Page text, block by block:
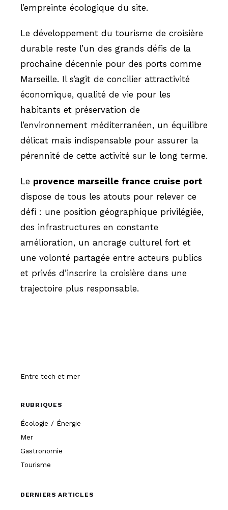
l’empreinte écologique du site.
Le développement du tourisme de croisière
durable reste l’un des grands défis de la
prochaine décennie pour des ports comme
Marseille. Il s’agit de concilier attractivité
économique, qualité de vie pour les
habitants et préservation de
l’environnement méditerranéen, un équilibre
délicat mais indispensable pour assurer la
pérennité de cette activité sur le long terme.
Le provence marseille france cruise port
dispose de tous les atouts pour relever ce
défi : une position géographique privilégiée,
des infrastructures en constante
amélioration, un ancrage culturel fort et
une volonté partagée entre acteurs publics
et privés d’inscrire la croisière dans une
trajectoire plus responsable.
Entre tech et mer
RUBRIQUES
Écologie / Énergie
Mer
Gastronomie
Tourisme
DERNIERS ARTICLES